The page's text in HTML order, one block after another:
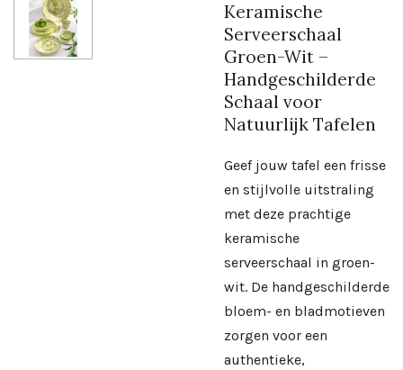
Keramische
Serveerschaal
Groen-Wit –
Handgeschilderde
Schaal voor
Natuurlijk Tafelen
Geef jouw tafel een frisse
en stijlvolle uitstraling
met deze prachtige
keramische
serveerschaal in groen-
wit. De handgeschilderde
bloem- en bladmotieven
zorgen voor een
authentieke,